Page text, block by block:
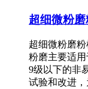
超细微粉
超细微粉磨
粉磨主要适
9级以下的非
试验和改进